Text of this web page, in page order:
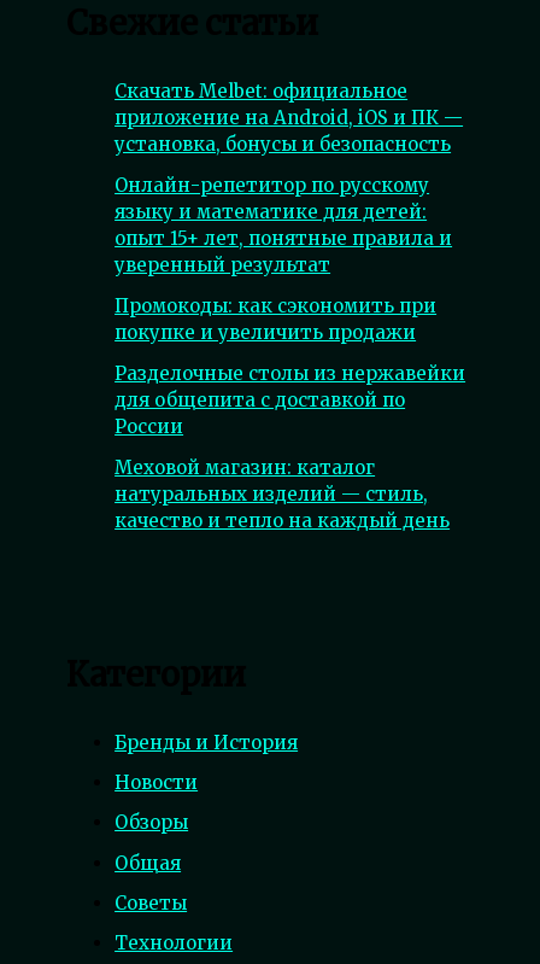
Скачать Melbet: официальное
приложение на Android, iOS и ПК —
установка, бонусы и безопасность
Онлайн-репетитор по русскому
языку и математике для детей:
опыт 15+ лет, понятные правила и
уверенный результат
Промокоды: как сэкономить при
покупке и увеличить продажи
Разделочные столы из нержавейки
для общепита с доставкой по
России
Меховой магазин: каталог
натуральных изделий — стиль,
качество и тепло на каждый день
Бренды и История
Новости
Обзоры
Общая
Советы
Технологии